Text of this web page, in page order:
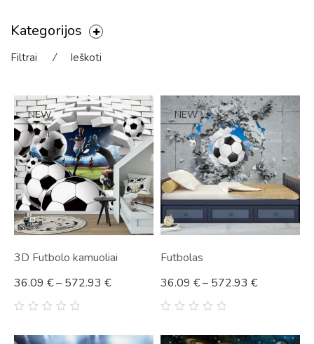
Kategorijos
Filtrai ⁄ Ieškoti
NEW
3D Futbolo kamuoliai
of
36.09 €– 572.93 €
NEW
Futbolas
of
36.09 €– 572.93 €